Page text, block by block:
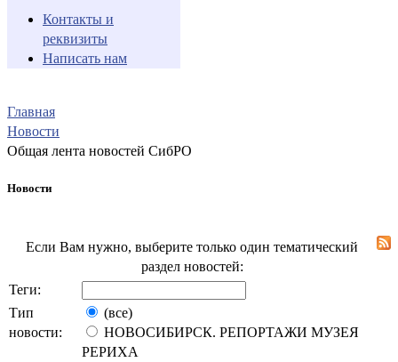
Контакты и
реквизиты
Написать нам
Главная
Новости
Общая лента новостей СибРО
Новости
Если Вам нужно, выберите только один тематический
раздел новостей:
Теги:
Тип
новости:
(все)
НОВОСИБИРСК. РЕПОРТАЖИ МУЗЕЯ
РЕРИХА